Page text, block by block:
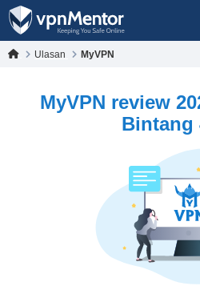
Ulasan MyVPN
MyVPN review
Bintang